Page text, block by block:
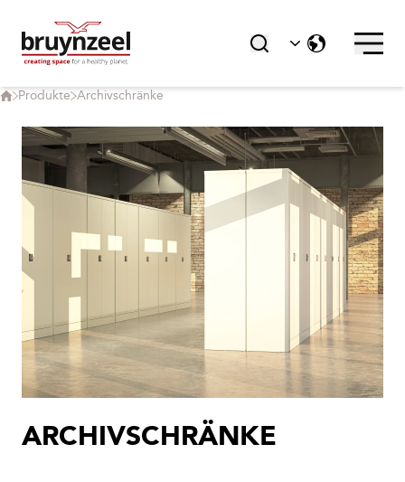
Produkte Archivschränke
ARCHIVSCHRÄNKE